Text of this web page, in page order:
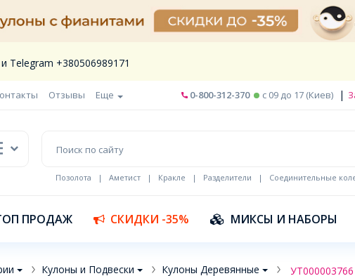
Telegram +380506989171
Отзывы Еще 0-800-312-370 c 09 до 17 (Киев) |
Позолота | Аметист | Кракле | Разделители | Соединительные
ПРОДАЖ СКИДКИ -35% МИКСЫ И НАБОРЫ
Кулоны и Подвески Кулоны Деревянные УТ000003766